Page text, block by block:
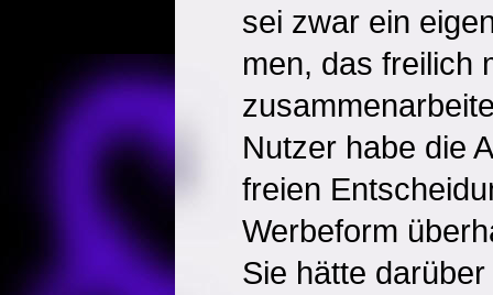
sei zwar ein
men, das freilich
Nutzer habe die
freien
Werbeform
Sie hätte